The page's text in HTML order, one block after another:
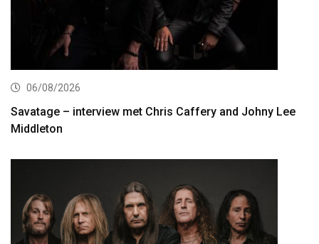
06/08/2026
Savatage – interview met Chris Caffery and Johny Lee
Middleton